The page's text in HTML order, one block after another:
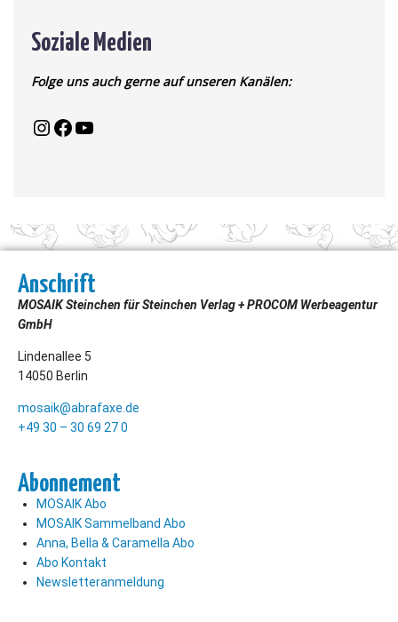
Soziale Medien
Folge uns auch gerne auf unseren Kanälen:
Anschrift
MOSAIK Steinchen für Steinchen Verlag + PROCOM Werbeagentur
GmbH
Lindenallee 5
14050 Berlin
mosaik@abrafaxe.de
+49 30 – 30 69 27 0
Abonnement
MOSAIK Abo
MOSAIK Sammelband Abo
Anna, Bella & Caramella Abo
Abo Kontakt
Newsletteranmeldung